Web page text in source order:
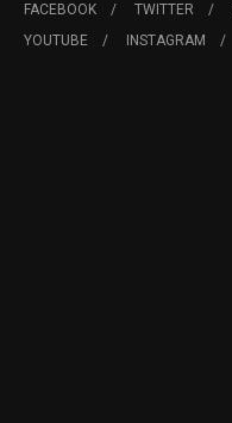
FACEBOOK TWITTER
YOUTUBE
INSTAGRAM